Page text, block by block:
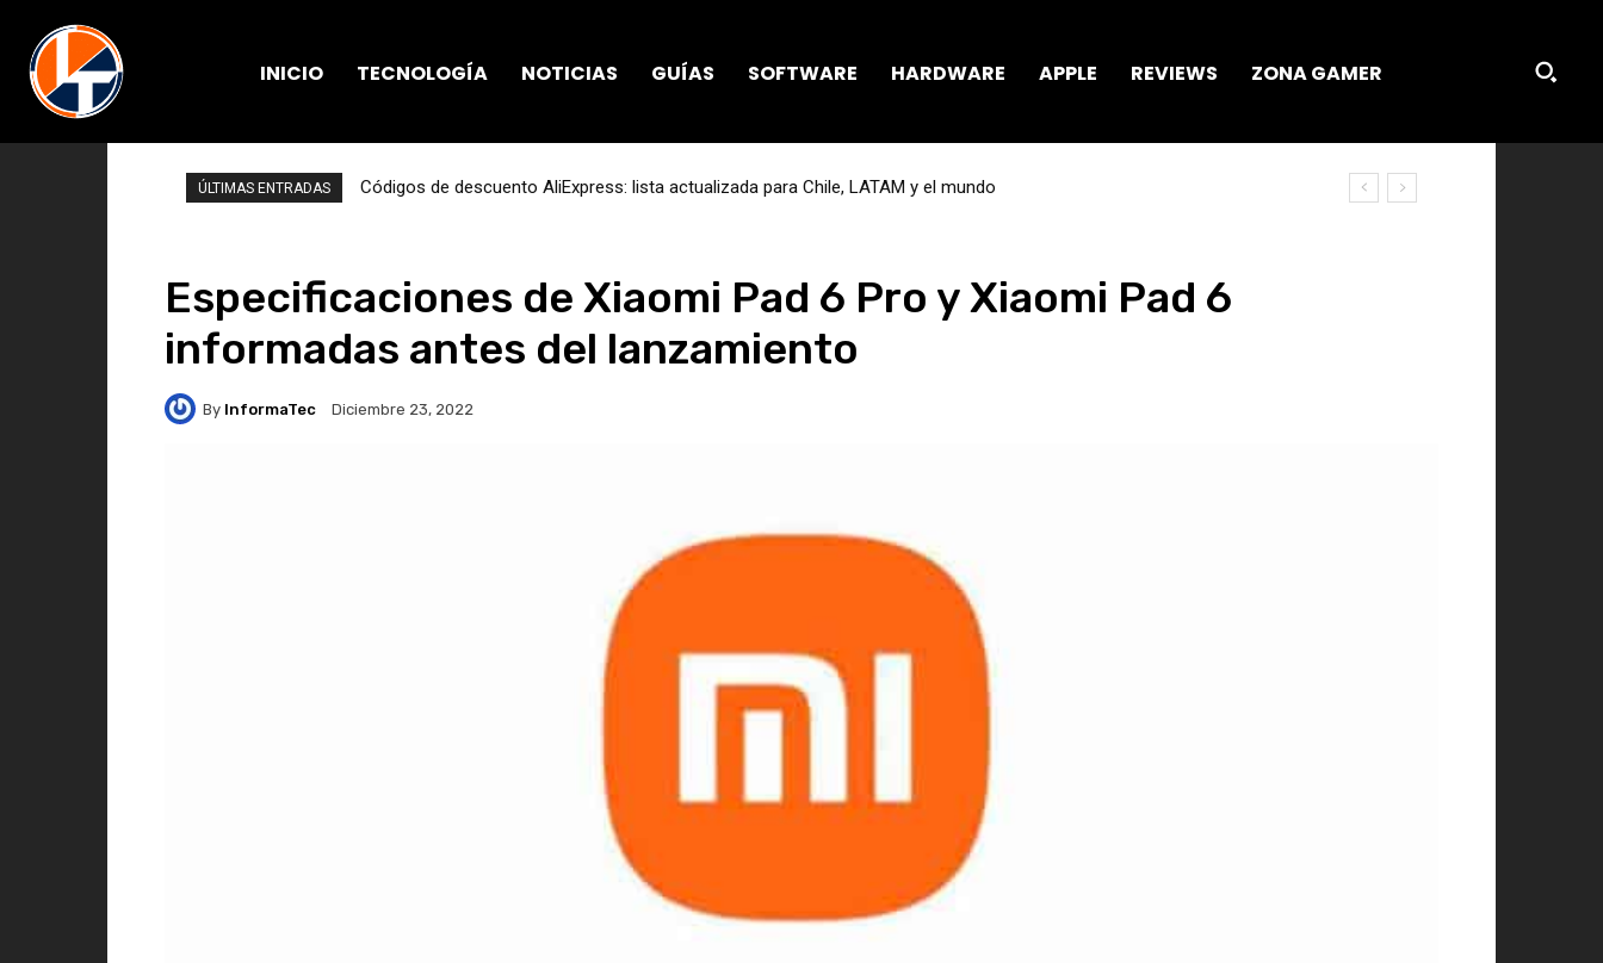
INICIO TECNOLOGÍA NOTICIAS GUÍAS SOFTWARE HARDWARE APPLE REVIEWS ZONA GAMER
ÚLTIMAS ENTRADAS Códigos de descuento AliExpress: lista actualizada para Chile, LATAM y el mundo
Especificaciones de Xiaomi Pad 6 Pro y Xiaomi Pad 6
informadas antes del lanzamiento
By InformaTec Diciembre 23, 2022